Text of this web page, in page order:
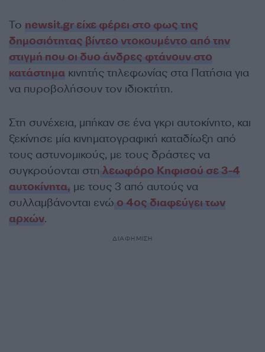
Το newsit.gr είχε φέρει στο φως της
δημοσιότητας βίντεο ντοκουμέντο από την
στιγμή που οι δυο άνδρες φτάνουν στο
κατάστημα κινητής τηλεφωνίας στα Πατήσια για
να πυροβολήσουν τον ιδιοκτήτη.
Στη συνέχεια, μπήκαν σε ένα γκρι αυτοκίνητο, και
ξεκίνησε μία κινηματογραφική καταδίωξη από
τους αστυνομικούς, με τους δράστες να
συγκρούονται στη λεωφόρο Κηφισού σε 3-4
αυτοκίνητα, με τους 3 από αυτούς να
συλλαμβάνονται ενώ ο 4ος διαφεύγει των
αρχών.
ΔΙΑΦΗΜΙΣΗ